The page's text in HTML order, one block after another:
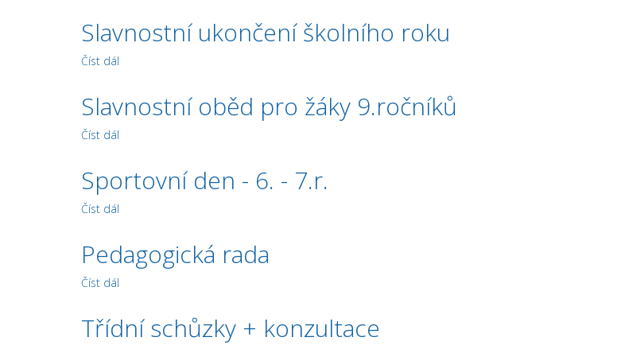
Slavnostní ukončení školního roku
Číst dál
Slavnostní oběd pro žáky 9.ročníků
Číst dál
Sportovní den - 6. - 7.r.
Číst dál
Pedagogická rada
Číst dál
Třídní schůzky + konzultace